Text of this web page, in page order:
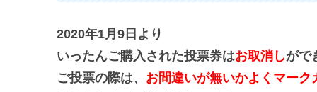
2020年1月9日より
いったんご購入された投票券はお取消しがで
ご投票の際は、 お間違いが無いかよくマー